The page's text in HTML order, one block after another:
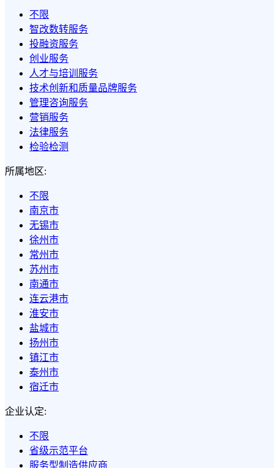
不限
智改数转服务
投融资服务
创业服务
人才与培训服务
技术创新和质量品牌服务
管理咨询服务
营销服务
法律服务
检验检测
所属地区:
不限
南京市
无锡市
徐州市
常州市
苏州市
南通市
连云港市
淮安市
盐城市
扬州市
镇江市
泰州市
宿迁市
企业认定:
不限
省级示范平台
服务型制造供应商